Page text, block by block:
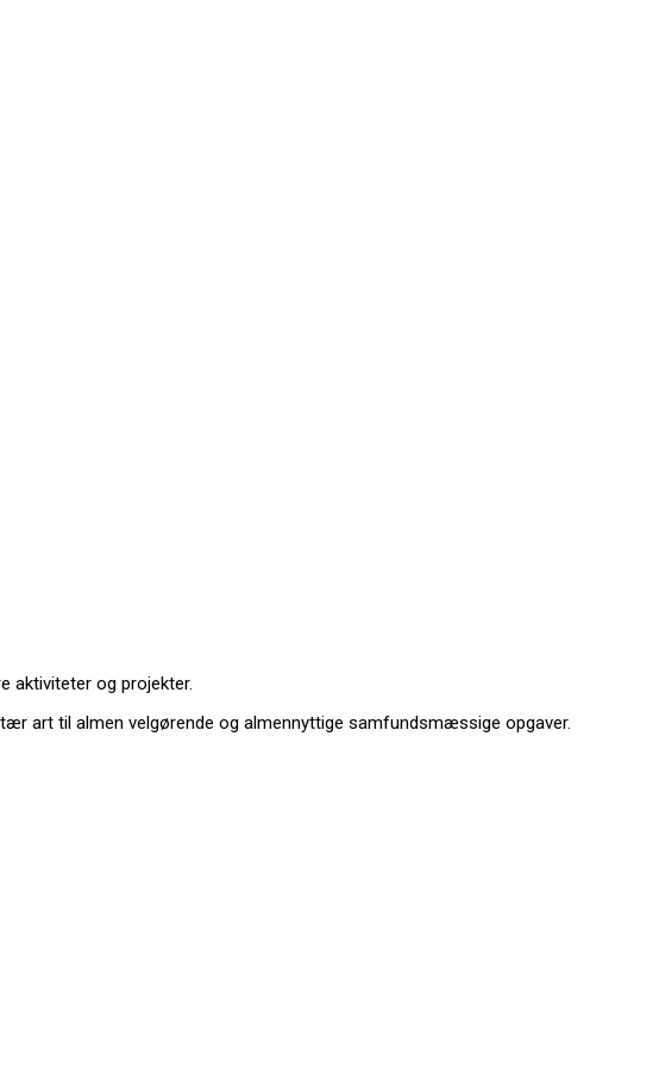
aktiviteter og projekter.
art til almen velgørende og almennyttige samfundsmæssige opgaver.